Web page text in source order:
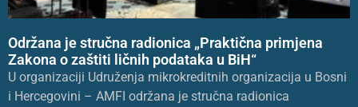
Održana je stručna radionica „Praktična primjena
Zakona o zaštiti ličnih podataka u BiH“
U organizaciji Udruženja mikrokreditnih organizacija u Bosni
i Hercegovini – AMFI održana je stručna radionica